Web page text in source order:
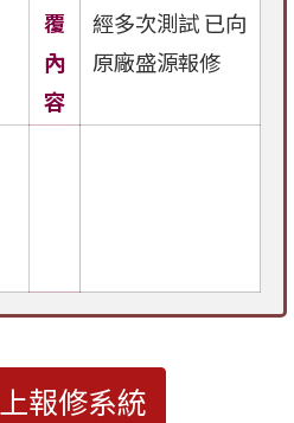
覆
內
容
經多次測試 已向
原廠盛源報修
報修系統